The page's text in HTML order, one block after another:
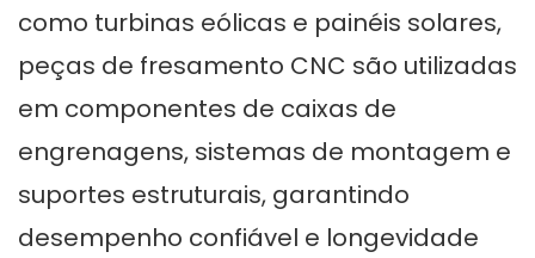
como turbinas eólicas e painéis solares,
peças de fresamento CNC são utilizadas
em componentes de caixas de
engrenagens, sistemas de montagem e
suportes estruturais, garantindo
desempenho confiável e longevidade